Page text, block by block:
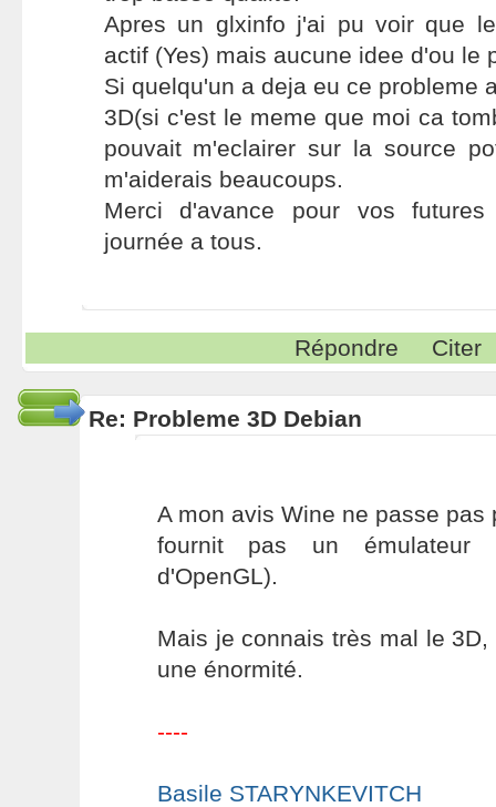
Apres un glxinfo j'ai pu voir que
actif (Yes) mais aucune idee d'ou le
Si quelqu'un a deja eu ce probleme
3D(si c'est le meme que moi ca
pouvait m'eclairer sur la source
m'aiderais beaucoups.
Merci d'avance pour vos
journée a tous.
Répondre Citer
Re: Probleme 3D Debian
A mon avis Wine ne passe pas
fournit pas un émulateur
d'OpenGL).
Mais je connais très mal le
une énormité.
----
Basile STARYNKEVITCH